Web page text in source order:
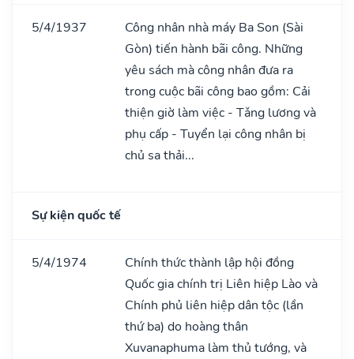
5/4/1937
Công nhân nhà máy Ba Son (Sài
Gòn) tiến hành bãi công. Những
yêu sách mà công nhân đưa ra
trong cuộc bãi công bao gồm: Cải
thiện giờ làm việc - Tǎng lương và
phụ cấp - Tuyển lại công nhân bị
chủ sa thải...
Sự kiện quốc tế
5/4/1974
Chính thức thành lập hội đồng
Quốc gia chính trị Liên hiệp Lào và
Chính phủ liên hiệp dân tộc (lần
thứ ba) do hoàng thân
Xuvanaphuma làm thủ tướng, và